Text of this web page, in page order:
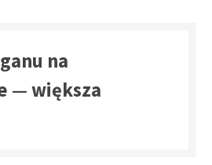
na
— większa